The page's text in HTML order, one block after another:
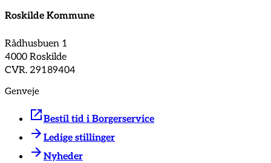
Roskilde Kommune
Rådhusbuen 1
4000 Roskilde
CVR. 29189404
Genveje
Bestil tid i Borgerservice
Ledige stillinger
Nyheder